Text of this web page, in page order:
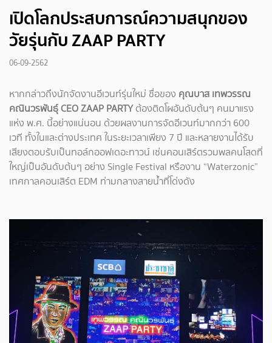
เปิดโลกประสบการณ์ความสนุกของ
วัยรุ่นกับ ZAAP PARTY
06-09-2562
หากกล่าวถึงนักจัดงานอีเวนท์รุ่นใหม่ ชื่อของ คุณบาส เทพวรรณ
คณินวรพันธุ์ CEO ZAAP PARTYต้องติดโผอันดับต้นๆ คนมาแรง
แห่ง พ.ศ. นี้อย่างแน่นอน ด้วยผลงานการจัดอีเวนท์มากกว่า 600
เวที ทั้งในและต่างประเทศ ในระยะเวลาเพียง 7 ปี และหลายงานได้รับ
เสียงตอบรับเป็นทอล์กออฟเดอะทาวน์ เช่นคอนเสิร์ตรวมพลคนโสดที่
ใหญ่เป็นอันดับต้นๆ อย่าง Single Festival หรืองาน “Waterzonic”
เทศกาลคอนเสิร์ต EDM ท่ามกลางสายน้ำที่โด่งดัง